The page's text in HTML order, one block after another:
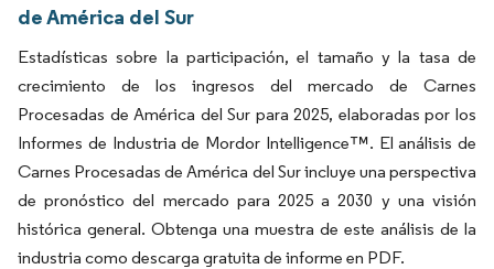
de América del Sur
Estadísticas sobre la participación, el tamaño y la tasa de
crecimiento de los ingresos del mercado de Carnes
Procesadas de América del Sur para 2025, elaboradas por los
Informes de Industria de Mordor Intelligence™. El análisis de
Carnes Procesadas de América del Sur incluye una perspectiva
de pronóstico del mercado para 2025 a 2030 y una visión
histórica general. Obtenga una muestra de este análisis de la
industria como descarga gratuita de informe en PDF.